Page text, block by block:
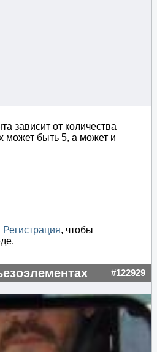
зависит от количества
может быть 5, а может и
Регистрация, чтобы
#122929